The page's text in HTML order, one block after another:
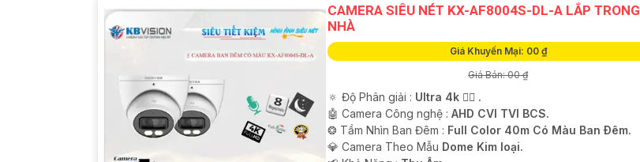
CAMERA SIÊU NÉT KX-AF8004S-DL-A LẮP TRONG
NHÀ
Giá Khuyến Mại: 00 ₫
Giá Bán: 00 ₫
🔅 Độ Phân giải : Ultra 4k 👍🏾 .
🤖️ Camera Công nghệ : AHD CVI TVI BCS.
❂ Tầm Nhìn Ban Đêm : Full Color 40m Có Màu Ban Ðêm.
💎 Camera Theo Mẫu Dome Kim loại.